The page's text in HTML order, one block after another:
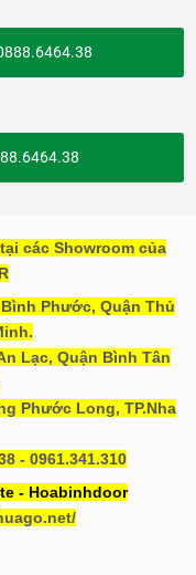
các Showroom của
Phước, Quận Thủ
Lạc, Quận Bình Tân
Phước Long, TP.Nha
- 0961.341.310
- Hoabinhdoor